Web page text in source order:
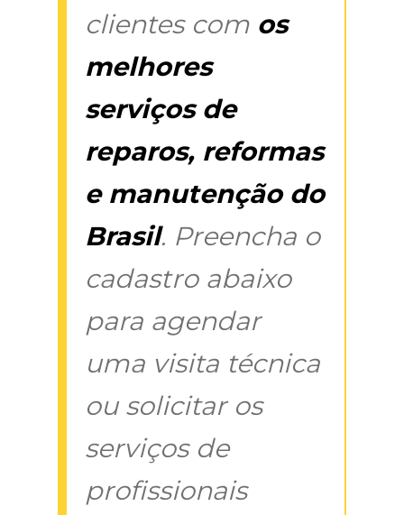
clientes com os
melhores
serviços de
reparos, reformas
e manutenção do
Brasil. Preencha o
cadastro abaixo
para agendar
uma visita técnica
ou solicitar os
serviços de
profissionais